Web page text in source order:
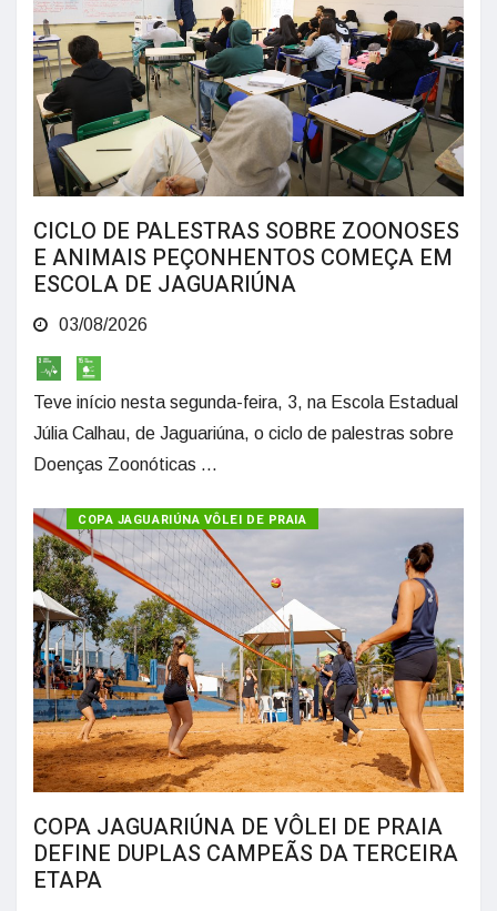
CICLO DE PALESTRAS SOBRE ZOONOSES
E ANIMAIS PEÇONHENTOS COMEÇA EM
ESCOLA DE JAGUARIÚNA
03/08/2026
Teve início nesta segunda-feira, 3, na Escola Estadual
Júlia Calhau, de Jaguariúna, o ciclo de palestras sobre
Doenças Zoonóticas ...
COPA JAGUARIÚNA VÔLEI DE PRAIA
COPA JAGUARIÚNA DE VÔLEI DE PRAIA
DEFINE DUPLAS CAMPEÃS DA TERCEIRA
ETAPA